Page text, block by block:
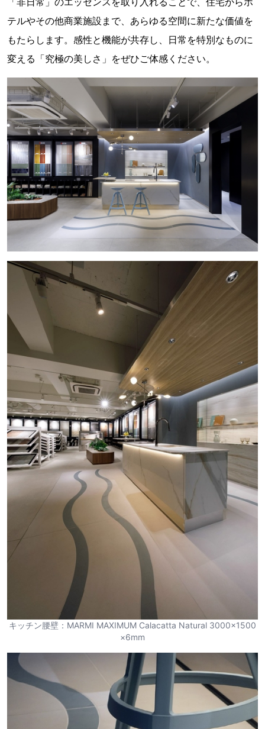
テルやその他商業施設まで、あらゆる空間に新たな価値を
もたらします。感性と機能が共存し、日常を特別なものに
変える「究極の美しさ」をぜひご体感ください。
キッチン腰壁：MARMI MAXIMUM Calacatta Natural 3000×1500
×6mm